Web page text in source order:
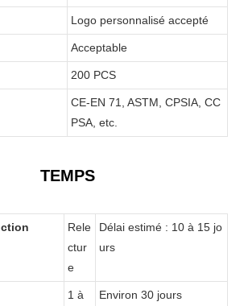
Logo personnalisé accepté
Acceptable
200 PCS
CE-EN 71, ASTM, CPSIA, CC
PSA, etc.
TEMPS
Rele
ctur
e
Délai estimé : 10 à 15 jo
urs
1 à
Environ 30 jours